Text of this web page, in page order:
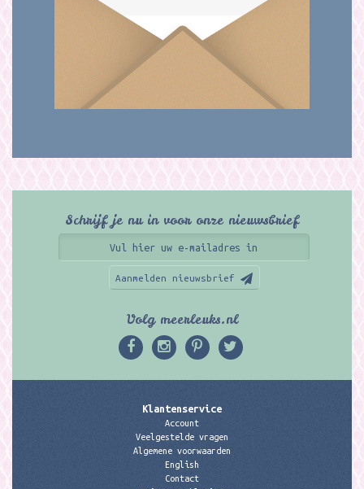
Schrijf je nu in voor onze nieuwsbrief
Aanmelden nieuwsbrief
Volg meerleuks.nl
Klantenservice
Account
Veelgestelde vragen
Algemene voorwaarden
English
Contact